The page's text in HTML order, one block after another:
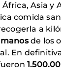
Asia
comida
a
de los
En